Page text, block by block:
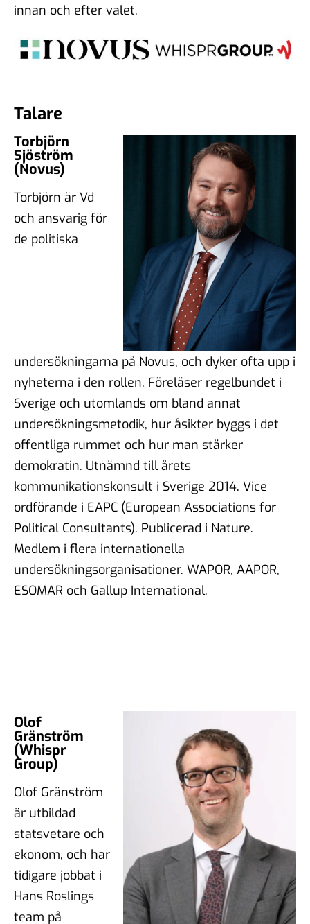
innan och efter valet.
Talare
Torbjörn
Sjöström
(Novus)
Torbjörn är Vd
och ansvarig för
de politiska
undersökningarna på Novus, och dyker ofta upp i
nyheterna i den rollen. Föreläser regelbundet i
Sverige och utomlands om bland annat
undersökningsmetodik, hur åsikter byggs i det
offentliga rummet och hur man stärker
demokratin. Utnämnd till årets
kommunikationskonsult i Sverige 2014. Vice
ordförande i EAPC (European Associations for
Political Consultants). Publicerad i Nature.
Medlem i flera internationella
undersökningsorganisationer. WAPOR, AAPOR,
ESOMAR och Gallup International.
Olof
Gränström
(Whispr
Group)
Olof Gränström
är utbildad
statsvetare och
ekonom, och har
tidigare jobbat i
Hans Roslings
team på